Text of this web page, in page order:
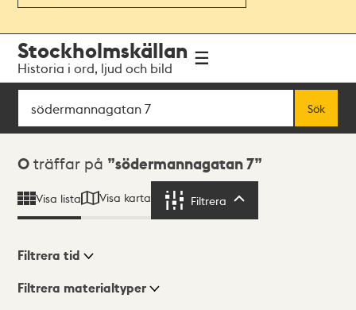
navigationen
huvudinnehållet
Stockholmskällan
Historia i ord, ljud och bild
Sök
Sök
Sökresultat
0 träffar på södermannagatan 7
Visa lista Visa karta Filtrera
Visningsläge
Filtrera tid
Filtrera materialtyper